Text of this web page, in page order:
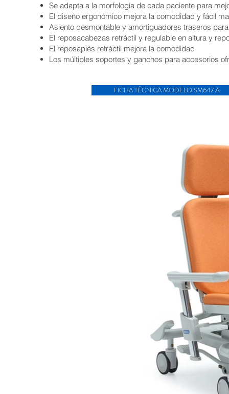
Se adapta a la morfología de cada paciente para
El diseño ergonómico mejora la comodidad y fácil
Asiento desmontable y amortiguadores traseros
El reposacabezas retráctil y regulable en altura y
El reposapiés retráctil mejora la comodidad
Los múltiples soportes y ganchos para accesorios
FICHA TÉCNICA MODELO SM647 A